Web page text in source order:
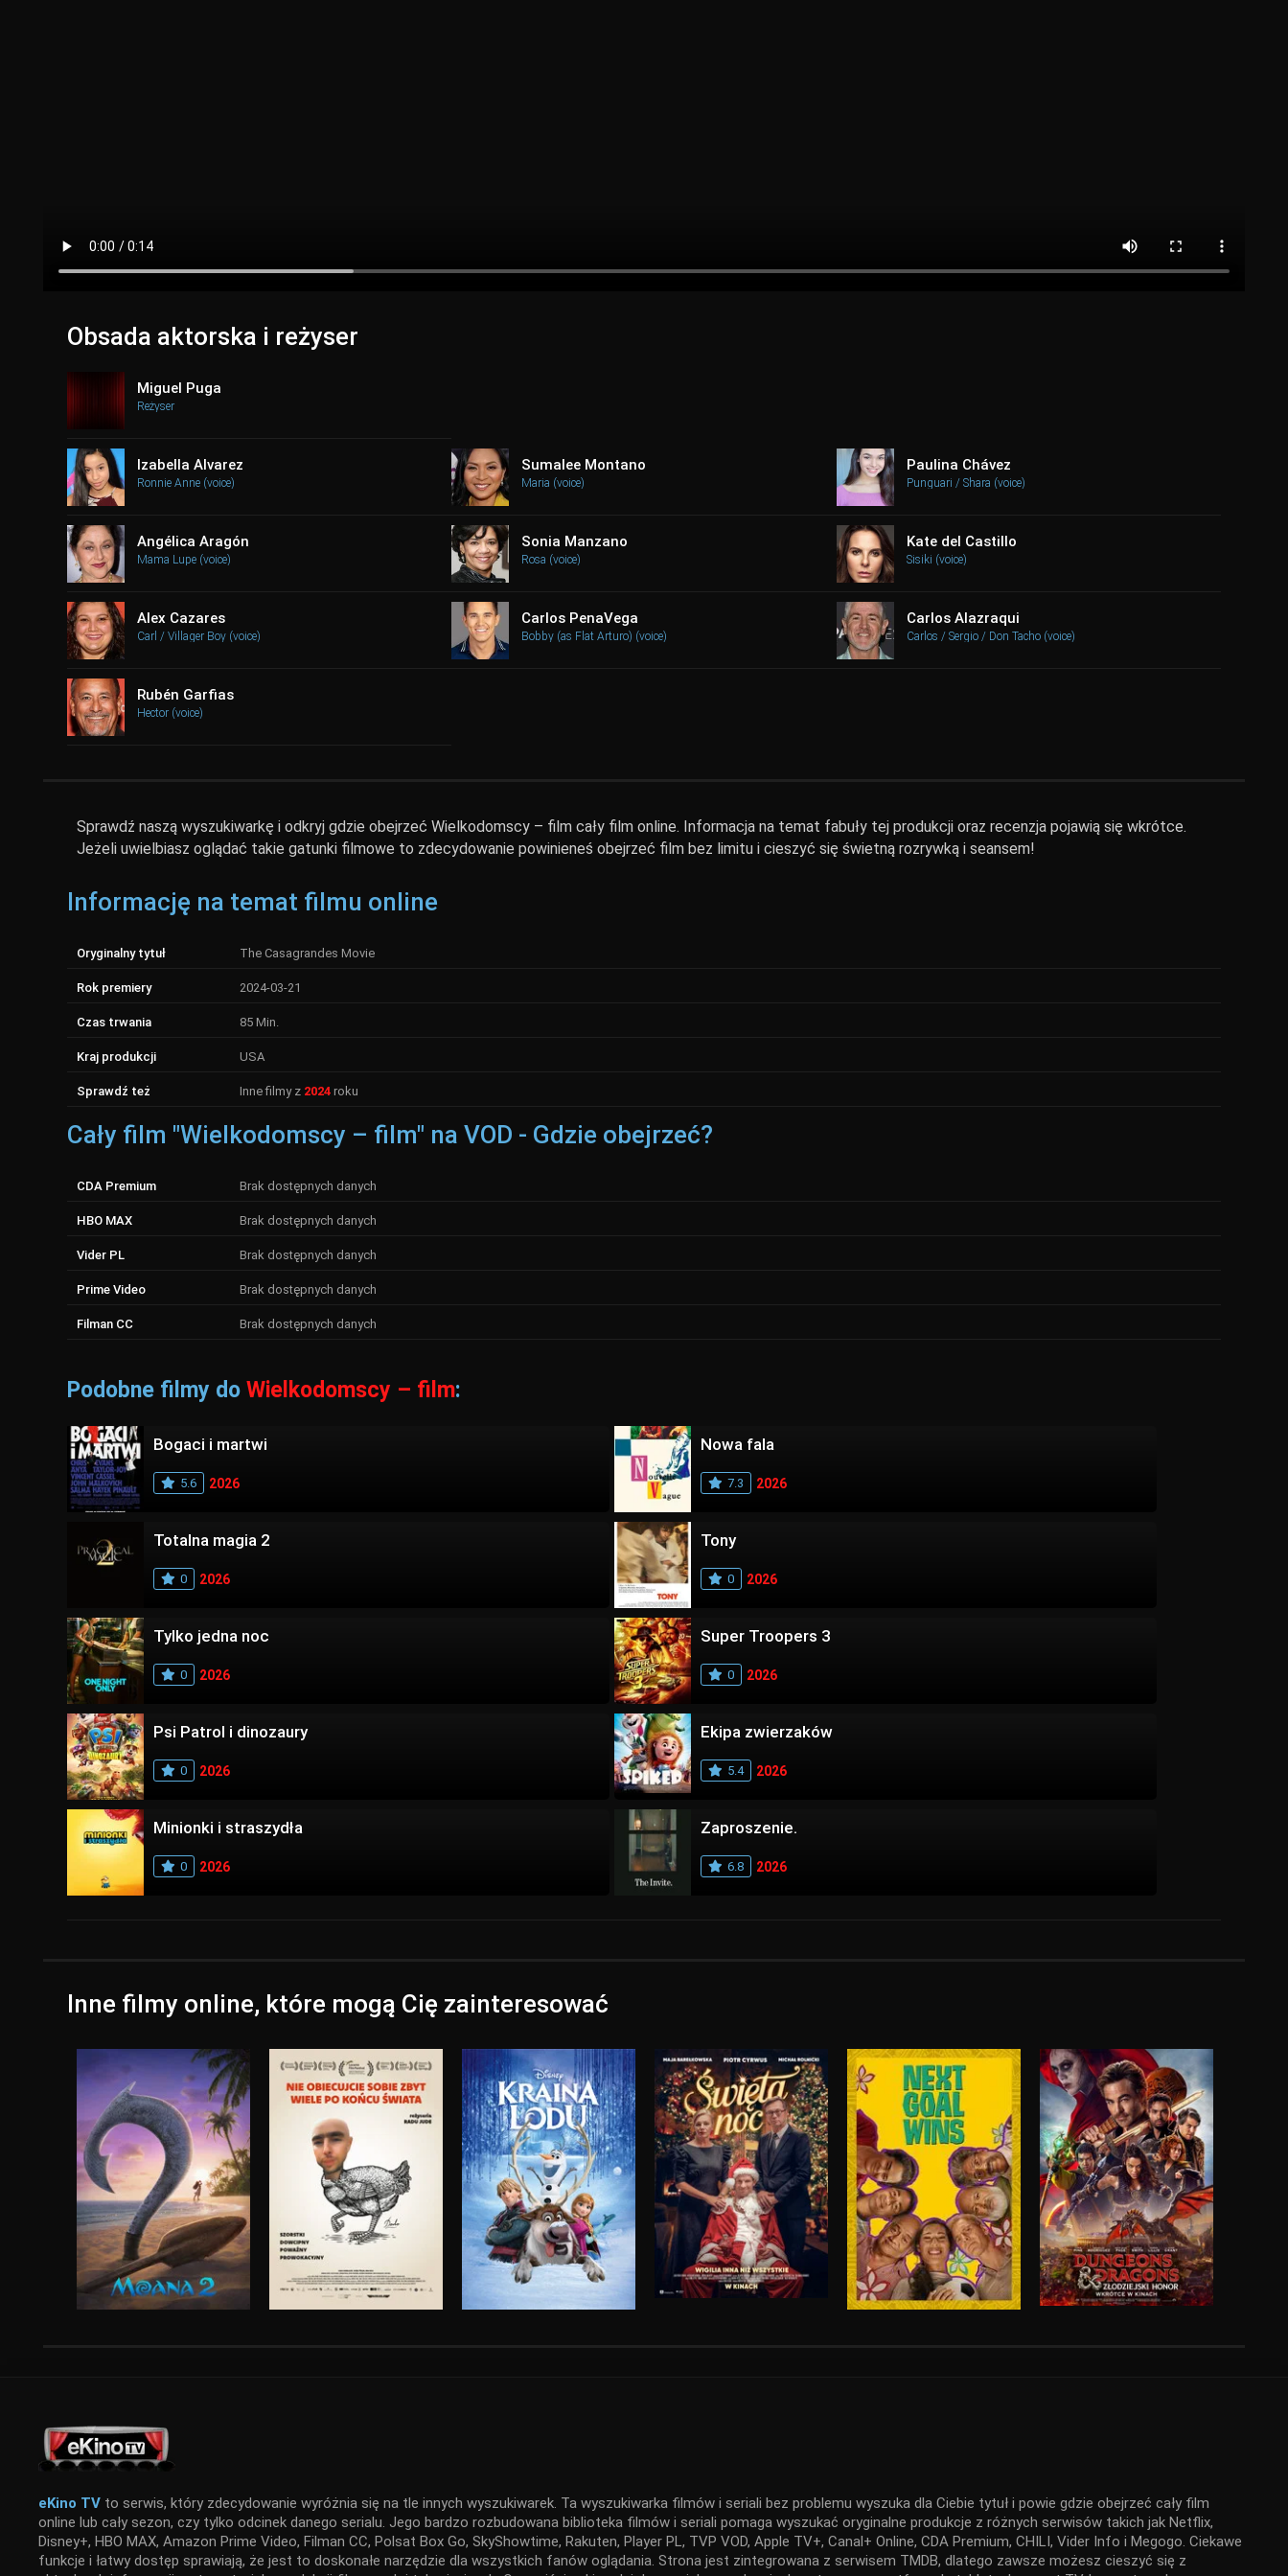
Obsada aktorska i reżyser
Miguel Puga
Reżyser
Izabella Alvarez
Ronnie Anne (voice)
Sumalee Montano
Maria (voice)
Paulina Chávez
Punguari / Shara (voice)
Angélica Aragón
Mama Lupe (voice)
Sonia Manzano
Rosa (voice)
Kate del Castillo
Sisiki (voice)
Alex Cazares
Carl / Villager Boy (voice)
Carlos PenaVega
Bobby (as Flat Arturo) (voice)
Carlos Alazraqui
Carlos / Sergio / Don Tacho (voice)
Rubén Garfias
Hector (voice)
Sprawdź naszą wyszukiwarkę i odkryj gdzie obejrzeć Wielkodomscy – film cały film online. Informacja na temat fabuły tej produkcji oraz recenzja pojawią się wkrótce.
Jeżeli uwielbiasz oglądać takie gatunki filmowe to zdecydowanie powinieneś obejrzeć film bez limitu i cieszyć się świetną rozrywką i seansem!
Informację na temat filmu online
Oryginalny tytuł The Casagrandes Movie
Rok premiery 2024-03-21
Czas trwania 85 Min.
Kraj produkcji USA
Sprawdź też Inne filmy z 2024 roku
Cały film "Wielkodomscy – film" na VOD - Gdzie obejrzeć?
CDA Premium Brak dostępnych danych
HBO MAX Brak dostępnych danych
Vider PL Brak dostępnych danych
Prime Video Brak dostępnych danych
Filman CC Brak dostępnych danych
Podobne filmy do Wielkodomscy – film:
Bogaci i martwi
5.6 2026
Nowa fala
7.3 2026
Totalna magia 2
0 2026
Tony
0 2026
Tylko jedna noc
0 2026
Super Troopers 3
0 2026
Psi Patrol i dinozaury
0 2026
Ekipa zwierzaków
5.4 2026
Minionki i straszydła
0 2026
Zaproszenie.
6.8 2026
Inne filmy online, które mogą Cię zainteresować
eKino TV to serwis, który zdecydowanie wyróżnia się na tle innych wyszukiwarek. Ta wyszukiwarka filmów i seriali bez problemu wyszuka dla Ciebie tytuł i powie gdzie obejrzeć cały film
online lub cały sezon, czy tylko odcinek danego serialu. Jego bardzo rozbudowana biblioteka filmów i seriali pomaga wyszukać oryginalne produkcje z różnych serwisów takich jak Netflix,
Disney+, HBO MAX, Amazon Prime Video, Filman CC, Polsat Box Go, SkyShowtime, Rakuten, Player PL, TVP VOD, Apple TV+, Canal+ Online, CDA Premium, CHILI, Vider Info i Megogo. Ciekawe
funkcje i łatwy dostęp sprawiają, że jest to doskonałe narzędzie dla wszystkich fanów oglądania. Strona jest zintegrowana z serwisem TMDB, dlatego zawsze możesz cieszyć się z